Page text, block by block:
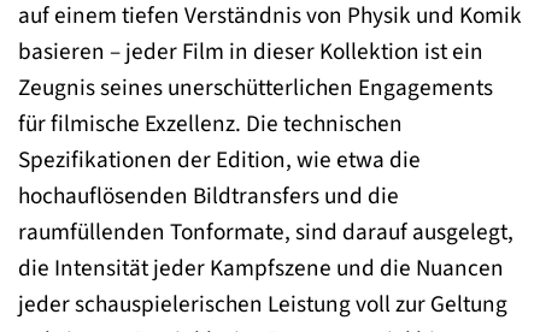
auf einem tiefen Verständnis von Physik und Komik
basieren – jeder Film in dieser Kollektion ist ein
Zeugnis seines unerschütterlichen Engagements
für filmische Exzellenz. Die technischen
Spezifikationen der Edition, wie etwa die
hochauflösenden Bildtransfers und die
raumfüllenden Tonformate, sind darauf ausgelegt,
die Intensität jeder Kampfszene und die Nuancen
jeder schauspielerischen Leistung voll zur Geltung